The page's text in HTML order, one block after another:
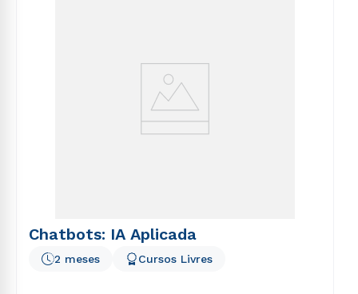
Chatbots: IA Aplicada
2 meses Cursos Livres